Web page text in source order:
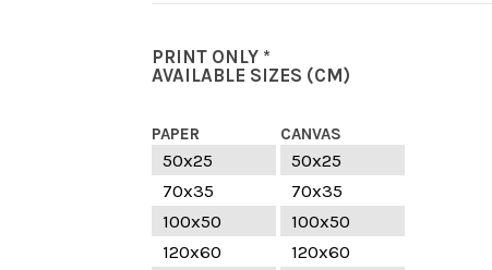
PRINT ONLY *
AVAILABLE SIZES (CM)
PAPER CANVAS
50x25
50x25
70x35
70x35
100x50
100x50
120x60
120x60